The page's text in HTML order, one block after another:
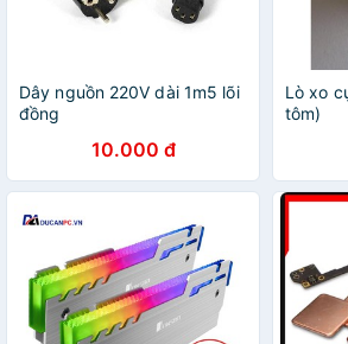
Dây nguồn 220V dài 1m5 lõi
đồng
10.000 đ
Lò xo
tôm)